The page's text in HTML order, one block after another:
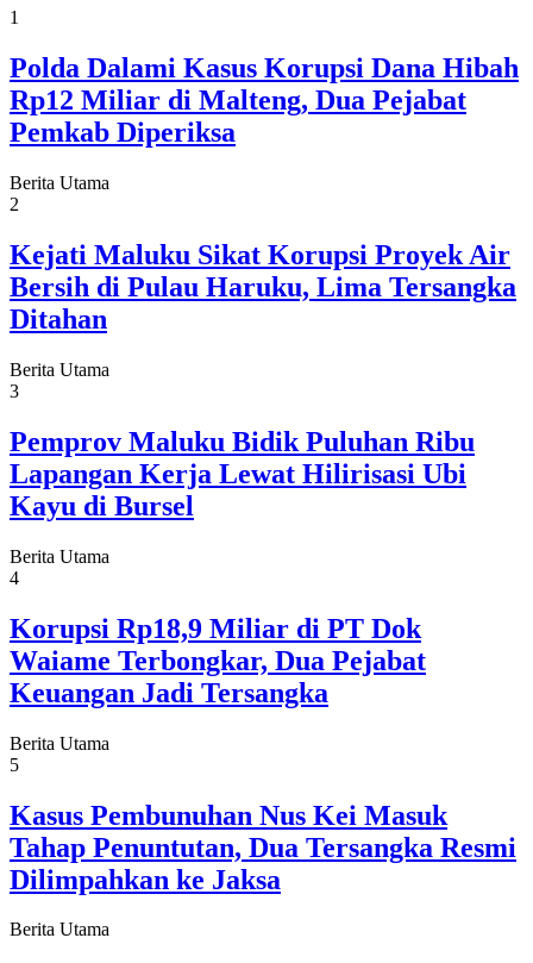
1
Polda Dalami Kasus Korupsi Dana Hibah
Rp12 Miliar di Malteng, Dua Pejabat
Pemkab Diperiksa
Berita Utama
2
Kejati Maluku Sikat Korupsi Proyek Air
Bersih di Pulau Haruku, Lima Tersangka
Ditahan
Berita Utama
3
Pemprov Maluku Bidik Puluhan Ribu
Lapangan Kerja Lewat Hilirisasi Ubi
Kayu di Bursel
Berita Utama
4
Korupsi Rp18,9 Miliar di PT Dok
Waiame Terbongkar, Dua Pejabat
Keuangan Jadi Tersangka
Berita Utama
5
Kasus Pembunuhan Nus Kei Masuk
Tahap Penuntutan, Dua Tersangka Resmi
Dilimpahkan ke Jaksa
Berita Utama